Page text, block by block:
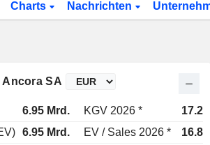
Charts Nachrichten
Ancora SA
6.95 Mrd. KGV 2026 *
17.2x
6.95 Mrd. EV / Sales 2026 *
16.8x